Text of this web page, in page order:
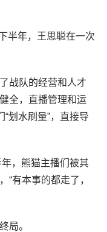
半年，王思聪在一次
战队的经营和人才
全，直播管理和运
“划水刷量”，直接导
，熊猫主播们被其
“有本事的都走了，
局。